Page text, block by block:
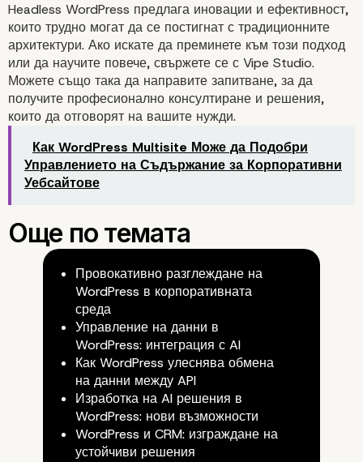
5. Предизвикателства
Headless WordPress
Headless WordPress предлага иновации и ефективност,
които трудно могат да се постигнат с традиционните
архитектури. Ако искате да преминете към този подход
или да научите повече, свържете се с Vipe Studio.
Можете също така да направите запитване, за да
получите професионално консултиране и решения,
които да отговорят на вашите нужди.
Как WordPress Multisite Може да Подобри
Управлението на Съдържание за Корпоративни
Уебсайтове
Провокативно разглеждане на
WordPress в корпоративната
среда
Управление на данни в
WordPress: интеграция с AI
Как WordPress улеснява обмена
на данни между API
Изработка на AI решения в
WordPress: нови възможности
WordPress и CRM: изграждане на
устойчиви решения